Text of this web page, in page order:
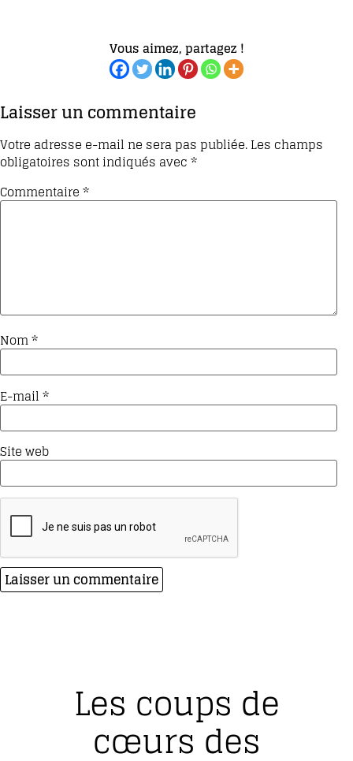
Vous aimez, partagez !
Laisser un commentaire
Votre adresse e-mail ne sera pas publiée.Les champs
obligatoires sont indiqués avec*
Commentaire*
Nom*
E-mail*
Site web
Les coups de
cœurs des